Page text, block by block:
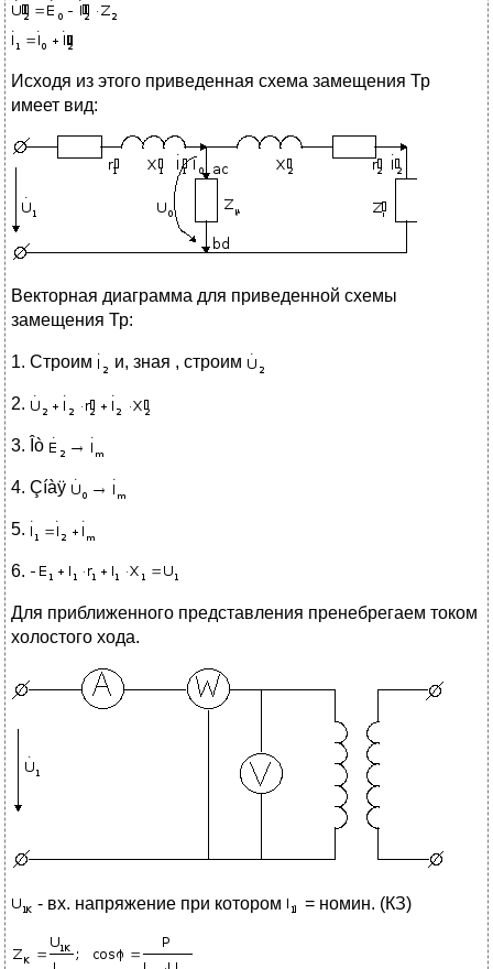
Исходя из этого приведенная схема замещения Тр
имеет вид:
Векторная диаграмма для приведенной схемы
замещения Тр:
1. Строим и, зная , строим
2.
3. Îò
4. Çíàÿ
5.
6.
Для приближенного представления пренебрегаем током
холостого хода.
- вх. напряжение при котором = номин. (КЗ)